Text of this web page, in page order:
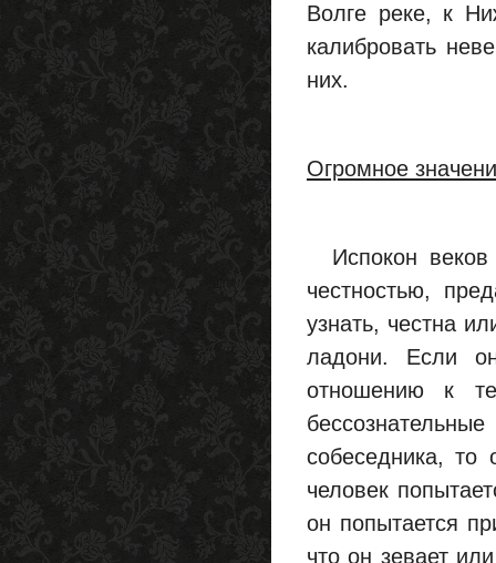
Волге реке, к
калибровать
них.
Огромное
Испокон веков
честностью,
узнать, честна
ладони. Если
отношению к
собеседника, то
человек
он попытается
что он зевает